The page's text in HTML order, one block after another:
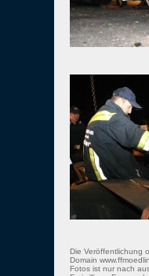
Die Veröffentlichung
Domain
Fotos ist nur nach